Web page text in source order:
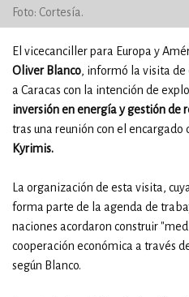
Foto: Cortesía.
El vicecanciller para Europa y
Oliver Blanco, informó la visita de
a Caracas con la intención de
inversión en energía y gestión de
tras una reunión con el encargado
Kyrimis.
La organización de esta visita,
forma parte de la agenda de
naciones acordaron construir
cooperación económica a través
según Blanco.